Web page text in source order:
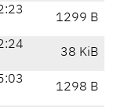
1299 B
38 KiB
1298 B